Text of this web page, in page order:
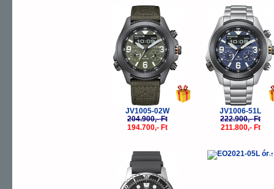
JV1005-02W
204.900,- Ft
194.700,- Ft
JV1006-51L
222.900,- Ft
211.800,- Ft
-